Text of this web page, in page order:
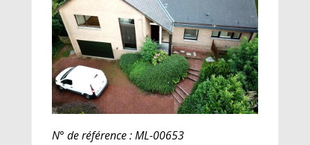
N° de référence : ML-00653